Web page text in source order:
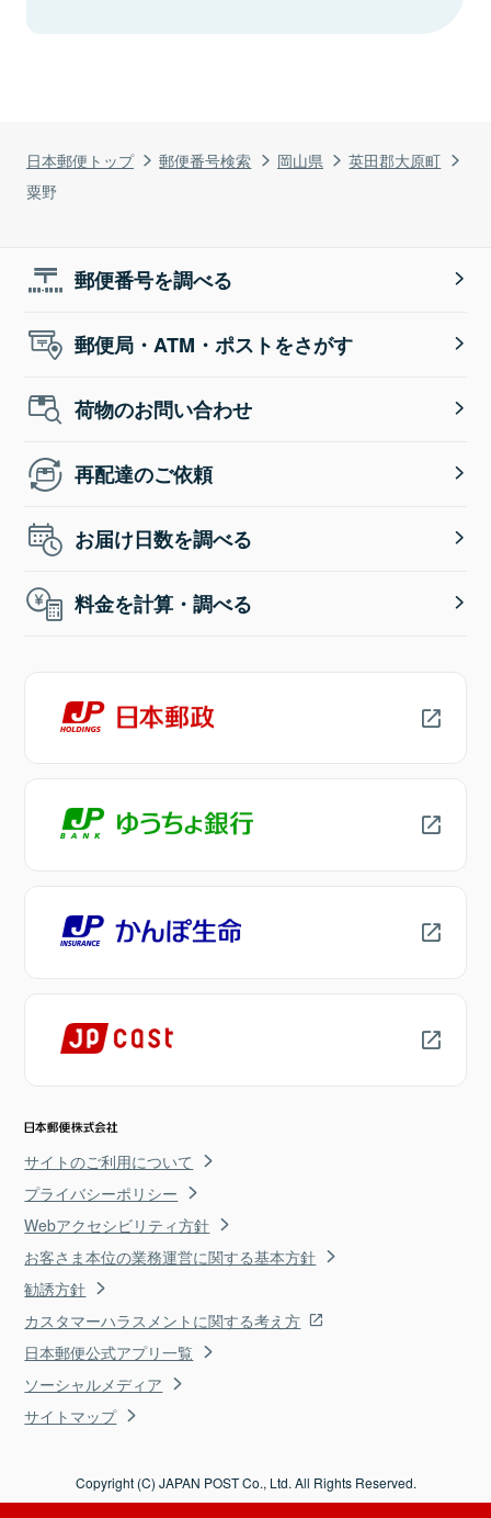
日本郵便トップ 郵便番号検索 岡山県
英田郡大原町
粟野
郵便番号を調べる
郵便局・ATM・ポストをさがす
荷物のお問い合わせ
再配達のご依頼
お届け日数を調べる
料金を計算・調べる
サイトのご利用について
プライバシーポリシー
Webアクセシビリティ方針
お客さま本位の業務運営に関する基本方針
勧誘方針
カスタマーハラスメントに関する考え方
日本郵便公式アプリ一覧
ソーシャルメディア
サイトマップ
Copyright (C) JAPAN POST Co., Ltd. All Rights Reserved.